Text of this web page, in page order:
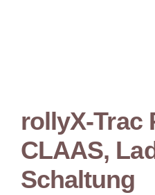
rollyX-Trac
CLAAS,
Schaltung